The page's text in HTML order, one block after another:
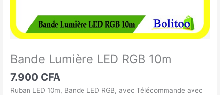
Bande Lumière LED RGB 10m
7.900 CFA
Ruban LED 10m, Bande LED RGB, avec Télécommande avec